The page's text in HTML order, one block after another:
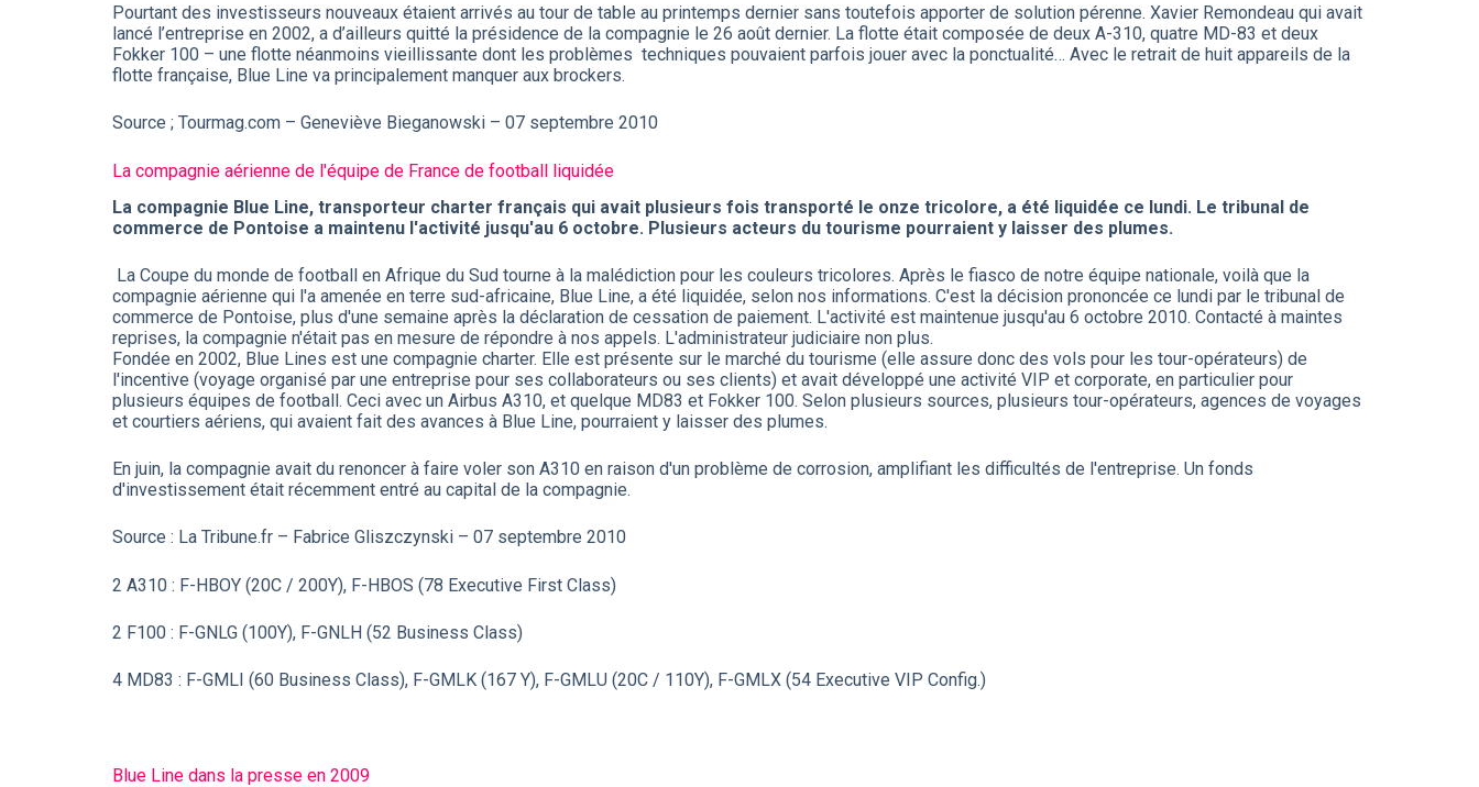
Pourtant des investisseurs nouveaux étaient arrivés au tour de table au printemps dernier sans toutefois apporter de solution pérenne. Xavier Remondeau qui avait
lancé l’entreprise en 2002, a d’ailleurs quitté la présidence de la compagnie le 26 août dernier. La flotte était composée de deux A-310, quatre MD-83 et deux
Fokker 100 – une flotte néanmoins vieillissante dont les problèmes techniques pouvaient parfois jouer avec la ponctualité… Avec le retrait de huit appareils de la
flotte française, Blue Line va principalement manquer aux brockers.
Source ; Tourmag.com – Geneviève Bieganowski – 07 septembre 2010
La compagnie aérienne de l'équipe de France de football liquidée
La compagnie Blue Line, transporteur charter français qui avait plusieurs fois transporté le onze tricolore, a été liquidée ce lundi. Le tribunal de
commerce de Pontoise a maintenu l'activité jusqu'au 6 octobre. Plusieurs acteurs du tourisme pourraient y laisser des plumes.
La Coupe du monde de football en Afrique du Sud tourne à la malédiction pour les couleurs tricolores. Après le fiasco de notre équipe nationale, voilà que la
compagnie aérienne qui l'a amenée en terre sud-africaine, Blue Line, a été liquidée, selon nos informations. C'est la décision prononcée ce lundi par le tribunal de
commerce de Pontoise, plus d'une semaine après la déclaration de cessation de paiement. L'activité est maintenue jusqu'au 6 octobre 2010. Contacté à maintes
reprises, la compagnie n'était pas en mesure de répondre à nos appels. L'administrateur judiciaire non plus.
Fondée en 2002, Blue Lines est une compagnie charter. Elle est présente sur le marché du tourisme (elle assure donc des vols pour les tour-opérateurs) de
l'incentive (voyage organisé par une entreprise pour ses collaborateurs ou ses clients) et avait développé une activité VIP et corporate, en particulier pour
plusieurs équipes de football. Ceci avec un Airbus A310, et quelque MD83 et Fokker 100. Selon plusieurs sources, plusieurs tour-opérateurs, agences de voyages
et courtiers aériens, qui avaient fait des avances à Blue Line, pourraient y laisser des plumes.
En juin, la compagnie avait du renoncer à faire voler son A310 en raison d'un problème de corrosion, amplifiant les difficultés de l'entreprise. Un fonds
d'investissement était récemment entré au capital de la compagnie.
Source : La Tribune.fr – Fabrice Gliszczynski – 07 septembre 2010
2 A310 : F-HBOY (20C / 200Y), F-HBOS (78 Executive First Class)
2 F100 : F-GNLG (100Y), F-GNLH (52 Business Class)
4 MD83 : F-GMLI (60 Business Class), F-GMLK (167 Y), F-GMLU (20C / 110Y), F-GMLX (54 Executive VIP Config.)
Blue Line dans la presse en 2009